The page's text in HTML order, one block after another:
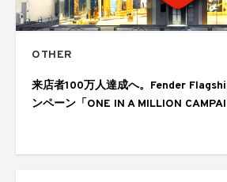
OTHER
来店者100万人達成へ。Fender
ンペーン「ONE IN A MILLION